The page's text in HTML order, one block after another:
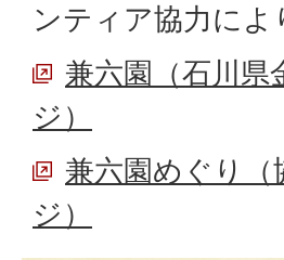
ンティア協力に
兼六園（石川県
ジ）
兼六園めぐり
ジ）